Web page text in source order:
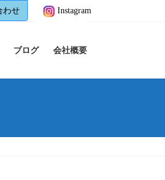
わせ Instagram
ブログ 会社概要